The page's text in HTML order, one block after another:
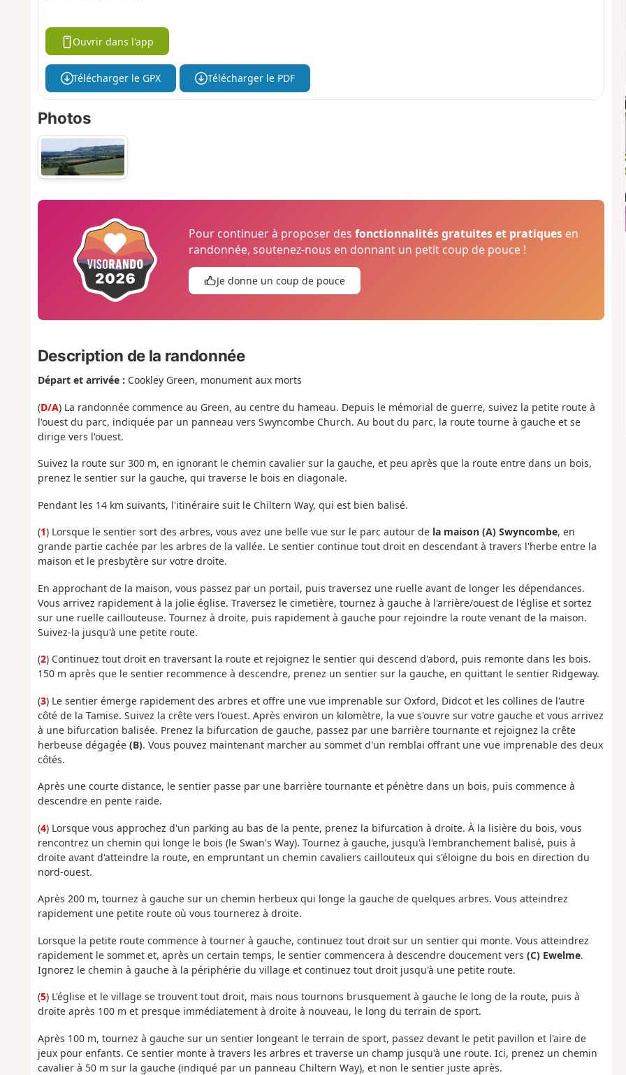
Ouvrir dans l'app
Télécharger le GPX Télécharger le PDF
Photos
Pour continuer à proposer desfonctionnalités gratuites et pratiques en
randonnée, soutenez-nous en donnant un petit coup de pouce !
Je donne un coup de pouce
Description de la randonnée
Départ et arrivée : Cookley Green, monument aux morts
(D/A) La randonnée commence au Green, au centre du hameau. Depuis le mémorial de guerre, suivez la petite route à
l'ouest du parc, indiquée par un panneau vers Swyncombe Church. Au bout du parc, la route tourne à gauche et se
dirige vers l'ouest.
Suivez la route sur 300 m, en ignorant le chemin cavalier sur la gauche, et peu après que la route entre dans un bois,
prenez le sentier sur la gauche, qui traverse le bois en diagonale.
Pendant les 14 km suivants, l'itinéraire suit le Chiltern Way, qui est bien balisé.
(1) Lorsque le sentier sort des arbres, vous avez une belle vue sur le parc autour de la maison (A) Swyncombe, en
grande partie cachée par les arbres de la vallée. Le sentier continue tout droit en descendant à travers l'herbe entre la
maison et le presbytère sur votre droite.
En approchant de la maison, vous passez par un portail, puis traversez une ruelle avant de longer les dépendances.
Vous arrivez rapidement à la jolie église. Traversez le cimetière, tournez à gauche à l'arrière/ouest de l'église et sortez
sur une ruelle caillouteuse. Tournez à droite, puis rapidement à gauche pour rejoindre la route venant de la maison.
Suivez-la jusqu'à une petite route.
(2) Continuez tout droit en traversant la route et rejoignez le sentier qui descend d'abord, puis remonte dans les bois.
150 m après que le sentier recommence à descendre, prenez un sentier sur la gauche, en quittant le sentier Ridgeway.
(3) Le sentier émerge rapidement des arbres et offre une vue imprenable sur Oxford, Didcot et les collines de l'autre
côté de la Tamise. Suivez la crête vers l'ouest. Après environ un kilomètre, la vue s'ouvre sur votre gauche et vous arrivez
à une bifurcation balisée. Prenez la bifurcation de gauche, passez par une barrière tournante et rejoignez la crête
herbeuse dégagée (B). Vous pouvez maintenant marcher au sommet d'un remblai offrant une vue imprenable des deux
côtés.
Après une courte distance, le sentier passe par une barrière tournante et pénètre dans un bois, puis commence à
descendre en pente raide.
(4) Lorsque vous approchez d'un parking au bas de la pente, prenez la bifurcation à droite. À la lisière du bois, vous
rencontrez un chemin qui longe le bois (le Swan's Way). Tournez à gauche, jusqu'à l'embranchement balisé, puis à
droite avant d'atteindre la route, en empruntant un chemin cavaliers caillouteux qui s'éloigne du bois en direction du
nord-ouest.
Après 200 m, tournez à gauche sur un chemin herbeux qui longe la gauche de quelques arbres. Vous atteindrez
rapidement une petite route où vous tournerez à droite.
Lorsque la petite route commence à tourner à gauche, continuez tout droit sur un sentier qui monte. Vous atteindrez
rapidement le sommet et, après un certain temps, le sentier commencera à descendre doucement vers (C) Ewelme.
Ignorez le chemin à gauche à la périphérie du village et continuez tout droit jusqu'à une petite route.
(5) L'église et le village se trouvent tout droit, mais nous tournons brusquement à gauche le long de la route, puis à
droite après 100 m et presque immédiatement à droite à nouveau, le long du terrain de sport.
Après 100 m, tournez à gauche sur un sentier longeant le terrain de sport, passez devant le petit pavillon et l'aire de
jeux pour enfants. Ce sentier monte à travers les arbres et traverse un champ jusqu'à une route. Ici, prenez un chemin
cavalier à 50 m sur la gauche (indiqué par un panneau Chiltern Way), et non le sentier juste après.